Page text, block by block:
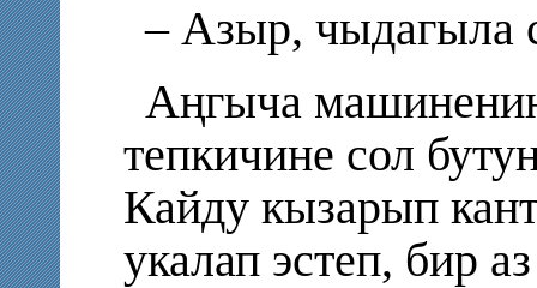
– Азыр, чыдагыла
Аңгыча
тепкичине сол
Кайду кызарып
укалап эстеп, бир